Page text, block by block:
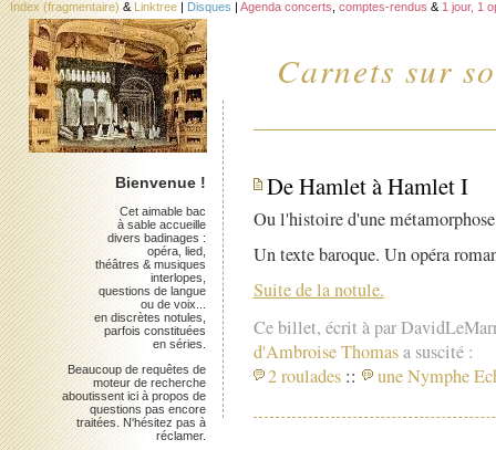
Carnets sur
Index (fragmentaire) & Linktree | Disques | Agenda concerts comptes-rendus & 1 jour, 1
De Hamlet à Hamlet I
Ou l'histoire d'une
Un texte baroque. Un opéra
Suite de la notule.
Ce billet, écrit à par
d'Ambroise Thomasa suscité :
2 roulades :: une Nymphe
Bienvenue !
Cet aimable bac
à sable accueille
divers badinages :
opéra, lied,
théâtres & musiques
interlopes,
questions de langue
ou de voix...
en discrètes notules,
parfois constituées
en séries.
Beaucoup de requêtes de
moteur de recherche
aboutissent ici à propos de
questions pas encore
traitées. N'hésitez pas à
réclamer.